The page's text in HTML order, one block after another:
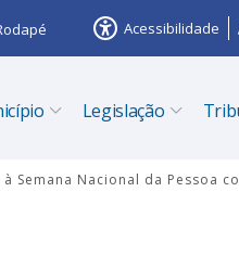
Acessibilidade
Legislação
Semana Nacional da Pessoa